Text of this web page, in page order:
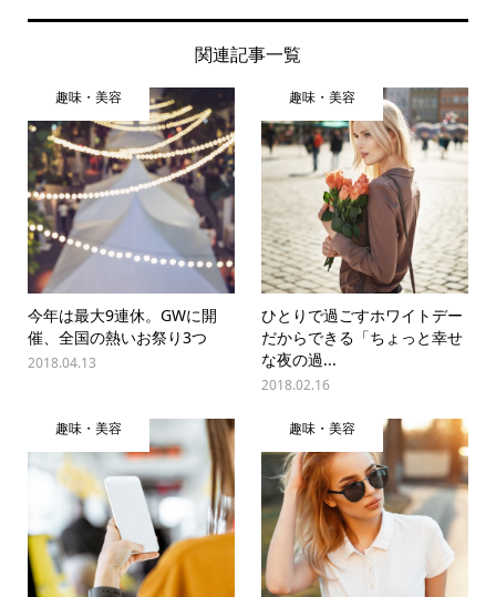
関連記事一覧
趣味・美容
今年は最大9連休。GWに開
催、全国の熱いお祭り3つ
2018.04.13
趣味・美容
ひとりで過ごすホワイトデー
だからできる「ちょっと幸せ
な夜の過...
2018.02.16
趣味・美容 趣味・美容